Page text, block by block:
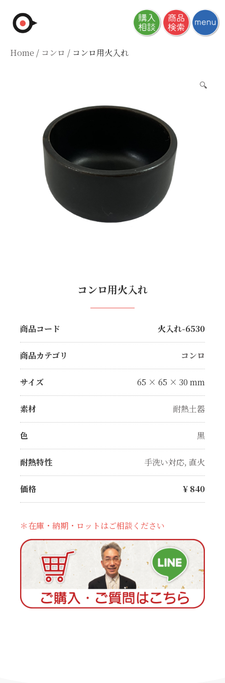
Home / コンロ / コンロ用火入れ
🔍
コンロ用火入れ
商品コード 火入れ-6530
商品カテゴリ コンロ
サイズ 65 × 65 × 30 mm
素材 耐熱土器
色 黒
耐熱特性 手洗い対応, 直火
価格 ¥ 840
＊在庫・納期・ロットはご相談ください